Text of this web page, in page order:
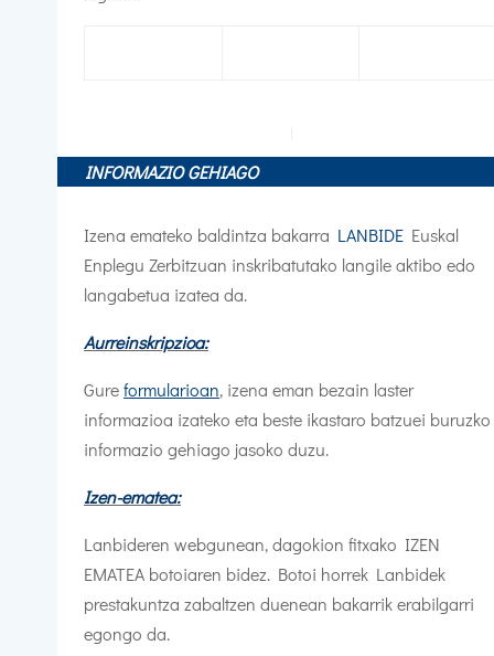
INFORMAZIO GEHIAGO
Izena emateko baldintza bakarra LANBIDE Euskal
Enplegu Zerbitzuan inskribatutako langile aktibo edo
langabetua izatea da.
Aurreinskripzioa:
Gureformularioan, izena eman bezain laster
informazioa izateko eta beste ikastaro batzuei buruzko
informazio gehiago jasoko duzu.
Izen-ematea:
Lanbideren webgunean, dagokion fitxako IZEN
EMATEA botoiaren bidez. Botoi horrek Lanbidek
prestakuntza zabaltzen duenean bakarrik erabilgarri
egongo da.